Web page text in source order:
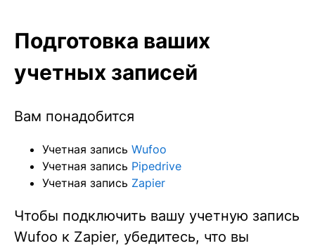
Подготовка ваших
учетных записей
Вам понадобится
Учетная запись Wufoo
Учетная запись Pipedrive
Учетная запись Zapier
Чтобы подключить вашу учетную запись
Wufoo к Zapier, убедитесь, что вы